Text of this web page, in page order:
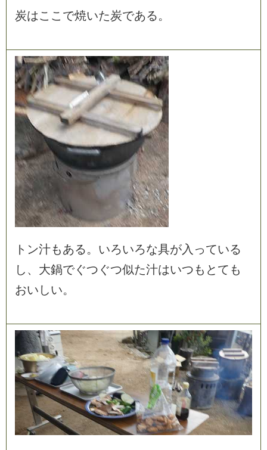
炭はこ こ で焼いた炭である。
ト ン汁もある。 いろいろな具が入 っている
し 、 大鍋でぐつ ぐつ似た汁はいつも と て も
おい しい。